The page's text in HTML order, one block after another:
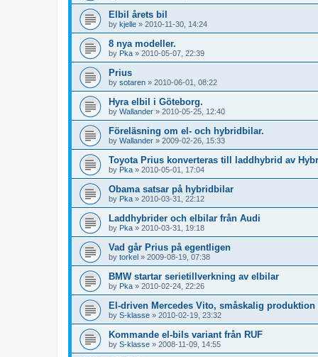
Elbil årets bil
by kjelle » 2010-11-30, 14:24
8 nya modeller.
by Pka » 2010-05-07, 22:39
Prius
by sotaren » 2010-06-01, 08:22
Hyra elbil i Göteborg.
by Wallander » 2010-05-25, 12:40
Föreläsning om el- och hybridbilar.
by Wallander » 2009-02-26, 15:33
Toyota Prius konverteras till laddhybrid av
by Pka » 2010-05-01, 17:04
Obama satsar på hybridbilar
by Pka » 2010-03-31, 22:12
Laddhybrider och elbilar från Audi
by Pka » 2010-03-31, 19:18
Vad går Prius på egentligen
by torkel » 2009-08-19, 07:38
BMW startar serietillverkning av elbilar
by Pka » 2010-02-24, 22:26
El-driven Mercedes Vito, småskalig produktion
by S-klasse » 2010-02-19, 23:32
Kommande el-bils variant från RUF
by S-klasse » 2008-11-09, 14:55